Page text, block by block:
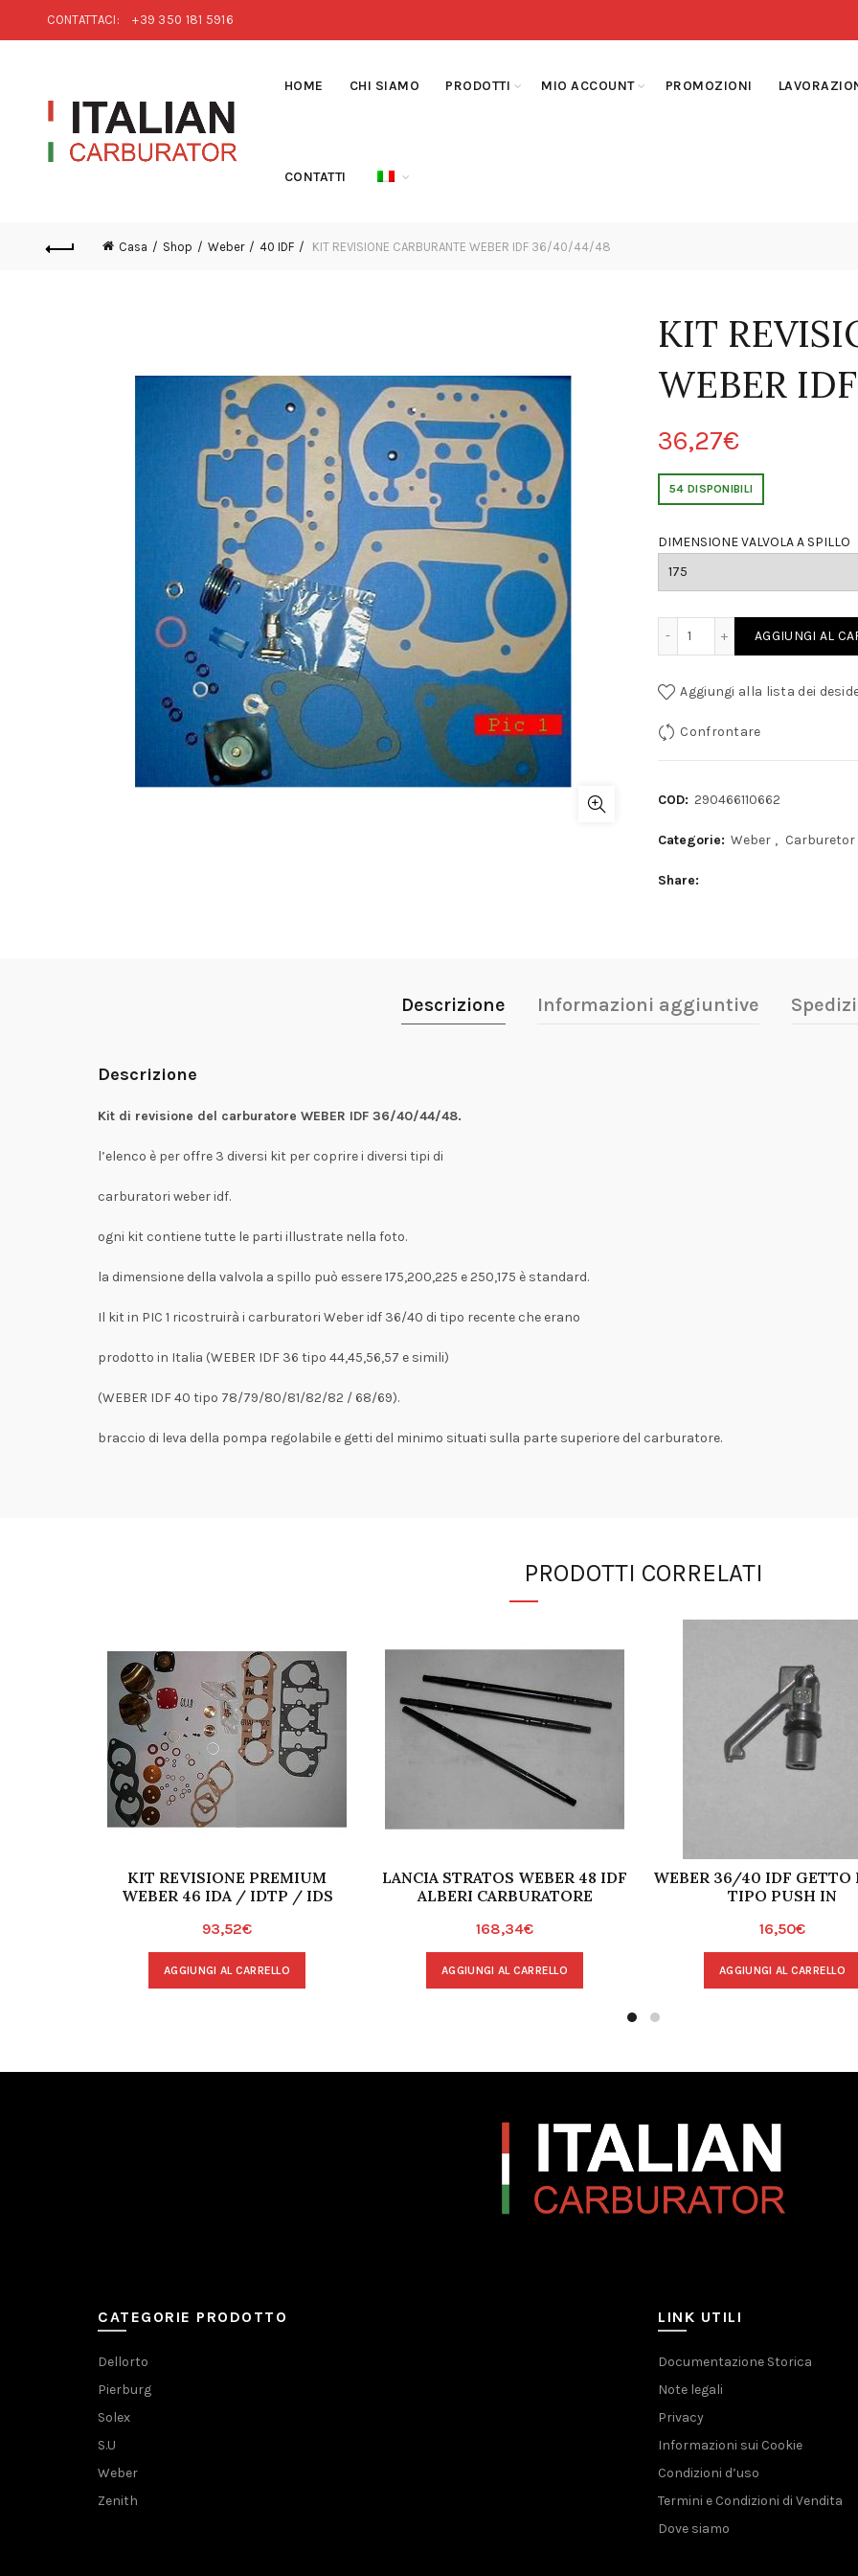
CONTATTACI: +39 350 181 5916
HOME CHI SIAMO PRODOTTI MIO ACCOUNT PROMOZIONI
CONTATTI
Casa Shop Weber 40 IDF KIT REVISIONE CARBURANTE WEBER IDF 36/40/44/48
KIT
WEBER
36,27€
54 DISPONIBILI
DIMENSIONE VALVOLA A SPILLO
KIT REVISIONE CARBURANTE WEBER IDF 36/40/44/48
AGGIUNGI AL
Aggiungi alla lista dei
Confrontare
COD: 290466110662
Categorie: Weber ,
Share
Descrizione Informazioni aggiuntive
Descrizione
Kit di revisione del carburatore WEBER IDF 36/40/44/48.
l’elenco è per offre 3 diversi kit per coprire i diversi tipi di
carburatori weber idf.
ogni kit contiene tutte le parti illustrate nella foto.
la dimensione della valvola a spillo può essere 175,200,225 e 250,175 è standard.
Il kit in PIC 1 ricostruirà i carburatori Weber idf 36/40 di tipo recente che erano
prodotto in Italia (WEBER IDF 36 tipo 44,45,56,57 e simili)
(WEBER IDF 40 tipo 78/79/80/81/82/82 / 68/69).
braccio di leva della pompa regolabile e getti del minimo situati sulla parte superiore del carburatore.
PRODOTTI CORRELATI
KIT REVISIONE PREMIUM
WEBER 46 IDA / IDTP / IDS
93,52€
AGGIUNGI AL CARRELLO
LANCIA STRATOS WEBER 48 IDF
ALBERI CARBURATORE
168,34€
AGGIUNGI AL CARRELLO
WEBER 36/40 IDF GETTO
TIPO PUSH IN
16,50€
AGGIUNGI AL CARRELLO
CATEGORIE PRODOTTO
Dellorto
Pierburg
Solex
S.U
Weber
Zenith
LINK UTILI
Documentazione Storica
Note legali
Privacy
Informazioni sui Cookie
Condizioni d’uso
Termini e Condizioni di Vendita
Dove siamo